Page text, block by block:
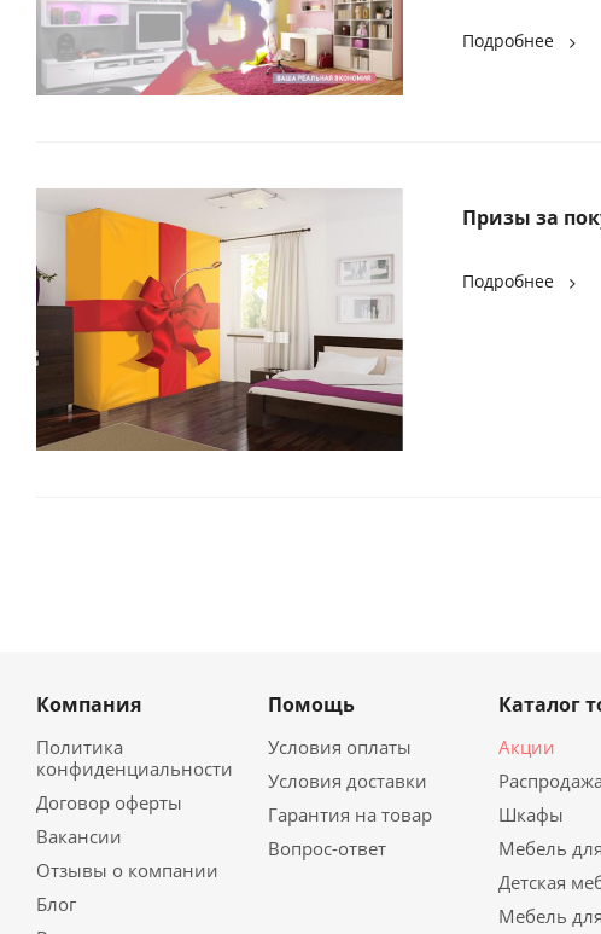
Подробнее
Призы за
Подробнее
Компания
Политика
конфиденциальности
Договор оферты
Вакансии
Отзывы о компании
Блог
Помощь
Условия оплаты
Условия доставки
Гарантия на товар
Вопрос-ответ
Каталог
Акции
Распродажа
Шкафы
Мебель
Детская
Мебель